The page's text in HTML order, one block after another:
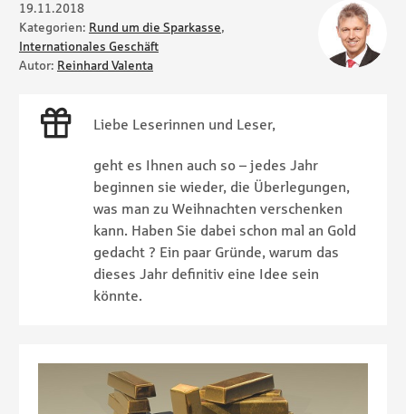
19.11.2018
Kategorien: Rund um die Sparkasse,
Internationales Geschäft
Autor: Reinhard Valenta
Liebe Leserinnen und Leser,
geht es Ihnen auch so – jedes Jahr
beginnen sie wieder, die Überlegungen,
was man zu Weihnachten verschenken
kann. Haben Sie dabei schon mal an Gold
gedacht ? Ein paar Gründe, warum das
dieses Jahr definitiv eine Idee sein
könnte.